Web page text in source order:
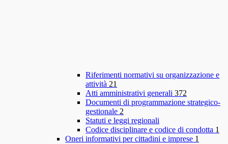
Riferimenti normativi su organizzazione e
attività 21
Atti amministrativi generali 372
Documenti di programmazione strategico-
gestionale 2
Statuti e leggi regionali
Codice disciplinare e codice di condotta 1
Oneri informativi per cittadini e imprese 1